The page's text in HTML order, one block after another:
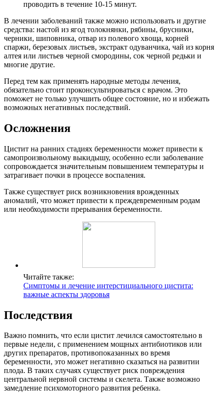
проводить в течение 10-15 минут.
В лечении заболеваний также можно использовать и другие
средства: настой из ягод толокнянки, рябины, брусники,
черники, шиповника, отвар из полевого хвоща, корней
спаржи, березовых листьев, экстракт одуванчика, чай из корня
алтея или листьев черной смородины, сок черной редьки и
многие другие.
Перед тем как применять народные методы лечения,
обязательно стоит проконсультироваться с врачом. Это
поможет не только улучшить общее состояние, но и избежать
возможных негативных последствий.
Осложнения
Цистит на ранних стадиях беременности может привести к
самопроизвольному выкидышу, особенно если заболевание
сопровождается значительным повышением температуры и
затрагивает почки в процессе воспаления.
Также существует риск возникновения врожденных
аномалий, что может привести к преждевременным родам
или необходимости прерывания беременности.
Читайте также:
Симптомы и лечение интерстициального цистита:
важные аспекты здоровья
Последствия
Важно помнить, что если цистит лечился самостоятельно в
первые недели, с применением мощных антибиотиков или
других препаратов, противопоказанных во время
беременности, это может негативно сказаться на развитии
плода. В таких случаях существует риск повреждения
центральной нервной системы и скелета. Также возможно
замедление психомоторного развития ребенка.